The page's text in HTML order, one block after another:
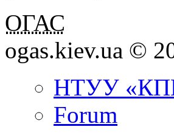
ОГАС
ogas.kiev.ua ©
НТУУ
Forum